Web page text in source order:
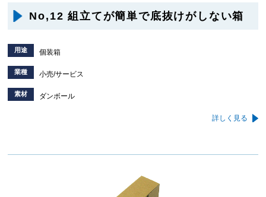
No,12 組立てが簡単で底抜けがしない箱
用途 個装箱
業種 小売/サービス
素材 ダンボール
詳しく見る